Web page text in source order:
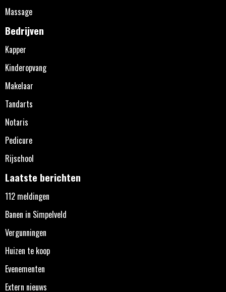
Massage
Bedrijven
Kapper
Kinderopvang
Makelaar
Tandarts
Notaris
Pedicure
Rijschool
Laatste berichten
112 meldingen
Banen in Simpelveld
Vergunningen
Huizen te koop
Evenementen
Extern nieuws